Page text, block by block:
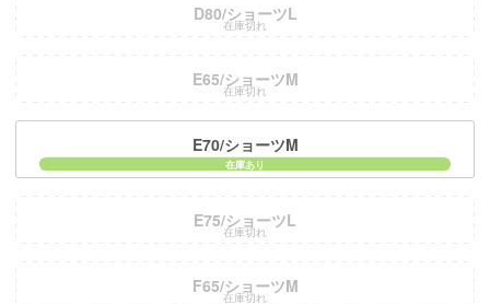
D80/ショーツL
在庫切れ
E65/ショーツM
在庫切れ
E70/ショーツM
E75/ショーツL
在庫切れ
F65/ショーツM
在庫切れ